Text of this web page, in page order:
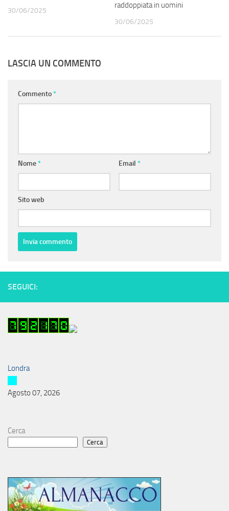
30/06/2025
raddoppiata in uomini
30/06/2025
LASCIA UN COMMENTO
Commento*
Nome* Email *
Sito web
SEGUICI:
Londra
Agosto 07, 2026
Cerca
Cerca